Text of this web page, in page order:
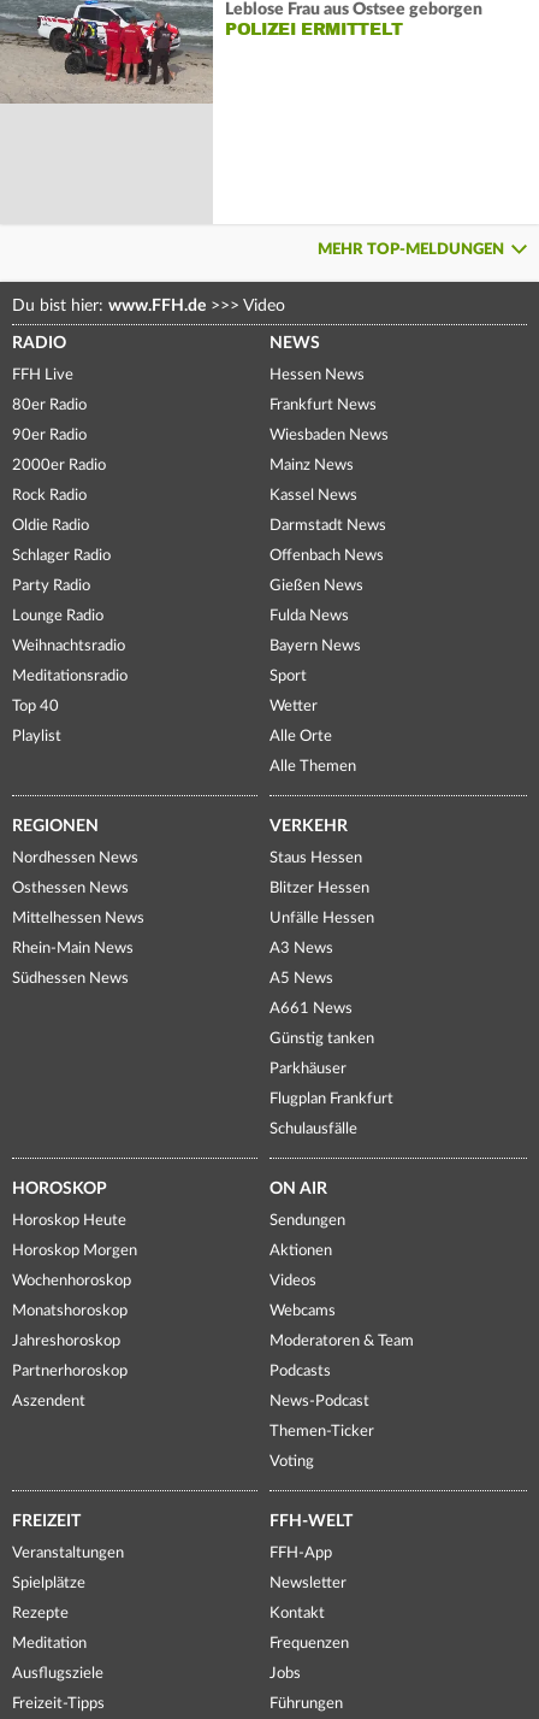
Leblose Frau aus Ostsee geborgen
POLIZEI ERMITTELT
MEHR TOP-MELDUNGEN
Du bist hier: www.FFH.de >>> Video
RADIO
FFH Live
80er Radio
90er Radio
2000er Radio
Rock Radio
Oldie Radio
Schlager Radio
Party Radio
Lounge Radio
Weihnachtsradio
Meditationsradio
Top 40
Playlist
NEWS
Hessen News
Frankfurt News
Wiesbaden News
Mainz News
Kassel News
Darmstadt News
Offenbach News
Gießen News
Fulda News
Bayern News
Sport
Wetter
Alle Orte
Alle Themen
REGIONEN
Nordhessen News
Osthessen News
Mittelhessen News
Rhein-Main News
Südhessen News
VERKEHR
Staus Hessen
Blitzer Hessen
Unfälle Hessen
A3 News
A5 News
A661 News
Günstig tanken
Parkhäuser
Flugplan Frankfurt
Schulausfälle
HOROSKOP
Horoskop Heute
Horoskop Morgen
Wochenhoroskop
Monatshoroskop
Jahreshoroskop
Partnerhoroskop
Aszendent
ON AIR
Sendungen
Aktionen
Videos
Webcams
Moderatoren & Team
Podcasts
News-Podcast
Themen-Ticker
Voting
FREIZEIT
Veranstaltungen
Spielplätze
Rezepte
Meditation
Ausflugsziele
Freizeit-Tipps
FFH-WELT
FFH-App
Newsletter
Kontakt
Frequenzen
Jobs
Führungen